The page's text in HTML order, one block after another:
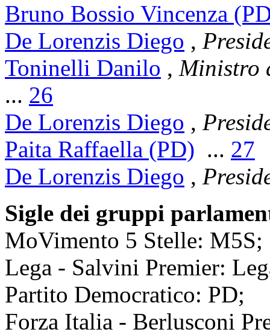
Bruno Bossio Vincenza
De Lorenzis Diego ,
Toninelli Danilo , Ministro
... 26
De Lorenzis Diego ,
Paita Raffaella (PD) ... 27
De Lorenzis Diego ,
Sigle dei gruppi
MoVimento 5 Stelle: M5S;
Lega - Salvini Premier:
Partito Democratico: PD;
Forza Italia - Berlusconi